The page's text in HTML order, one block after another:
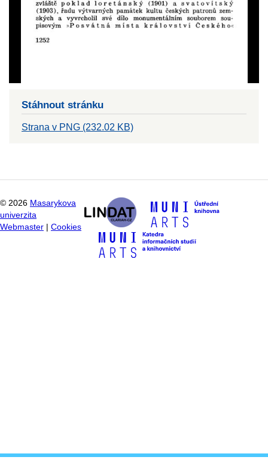
Stáhnout stránku
Strana v PNG (232.02 KB)
© 2026 Masarykova
univerzita
Webmaster
Cookies